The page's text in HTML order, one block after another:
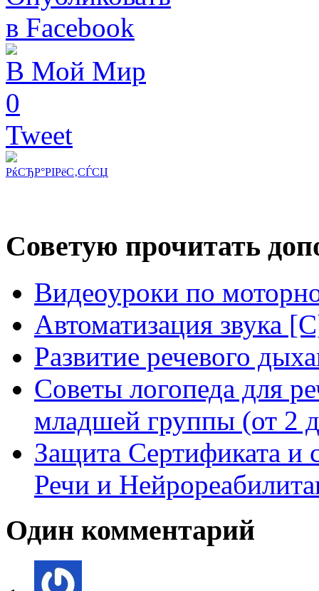
В Мой Мир
0
Tweet
РќСЂР°РІРёС‚СЃСЏ
Советую прочитать
Видеоуроки по
Автоматизация звука
Развитие речевого
Советы логопеда для
младшей группы (от 2
Защита Сертификата и
Речи и
Один комментарий